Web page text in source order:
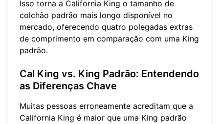
Isso torna a California King o tamanho de
colchão padrão mais longo disponível no
mercado, oferecendo quatro polegadas extras
de comprimento em comparação com uma King
padrão.
Cal King vs. King Padrão: Entendendo
as Diferenças Chave
Muitas pessoas erroneamente acreditam que a
California King é maior que uma King padrão